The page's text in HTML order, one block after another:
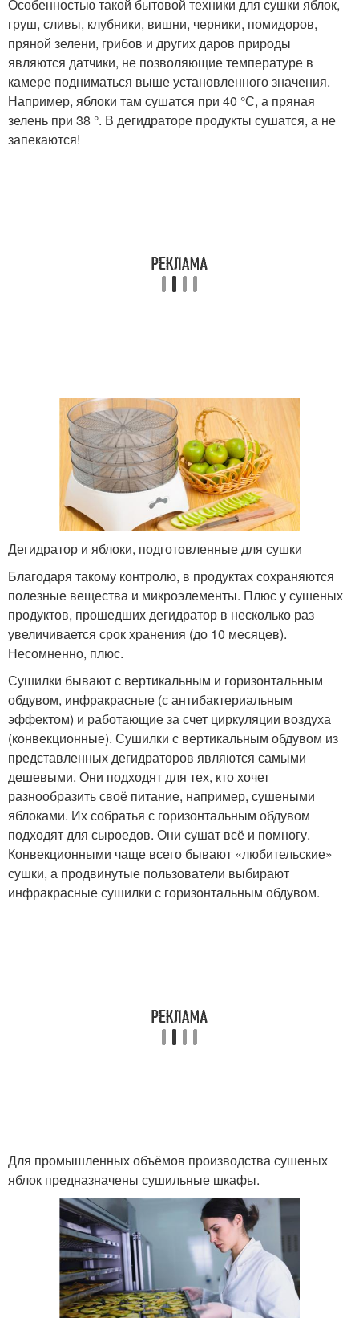
Особенностью такой бытовой техники для сушки яблок,
груш, сливы, клубники, вишни, черники, помидоров,
пряной зелени, грибов и других даров природы
являются датчики, не позволяющие температуре в
камере подниматься выше установленного значения.
Например, яблоки там сушатся при 40 °С, а пряная
зелень при 38 °. В дегидраторе продукты сушатся, а не
запекаются!
Дегидратор и яблоки, подготовленные для сушки
Благодаря такому контролю, в продуктах сохраняются
полезные вещества и микроэлементы. Плюс у сушеных
продуктов, прошедших дегидратор в несколько раз
увеличивается срок хранения (до 10 месяцев).
Несомненно, плюс.
Сушилки бывают с вертикальным и горизонтальным
обдувом, инфракрасные (с антибактериальным
эффектом) и работающие за счет циркуляции воздуха
(конвекционные). Сушилки с вертикальным обдувом из
представленных дегидраторов являются самыми
дешевыми. Они подходят для тех, кто хочет
разнообразить своё питание, например, сушеными
яблоками. Их собратья с горизонтальным обдувом
подходят для сыроедов. Они сушат всё и помногу.
Конвекционными чаще всего бывают «любительские»
сушки, а продвинутые пользователи выбирают
инфракрасные сушилки с горизонтальным обдувом.
Для промышленных объёмов производства сушеных
яблок предназначены сушильные шкафы.